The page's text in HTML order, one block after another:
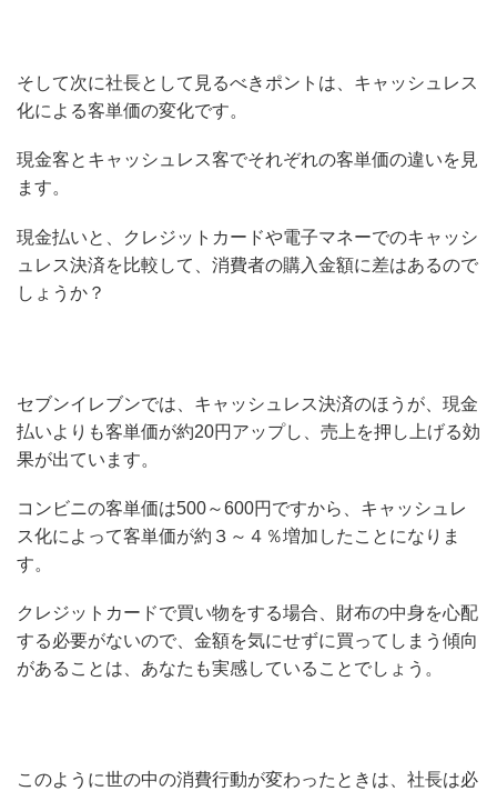
そして次に社長として見るべきポントは、キャッシュレス
化による客単価の変化です。
現金客とキャッシュレス客でそれぞれの客単価の違いを見
ます。
現金払いと、クレジットカードや電子マネーでのキャッシ
ュレス決済を比較して、消費者の購入金額に差はあるので
しょうか？
セブンイレブンでは、キャッシュレス決済のほうが、現金
払いよりも客単価が約20円アップし、売上を押し上げる効
果が出ています。
コンビニの客単価は500～600円ですから、キャッシュレ
ス化によって客単価が約３～４％増加したことになりま
す。
クレジットカードで買い物をする場合、財布の中身を心配
する必要がないので、金額を気にせずに買ってしまう傾向
があることは、あなたも実感していることでしょう。
このように世の中の消費行動が変わったときは、社長は必